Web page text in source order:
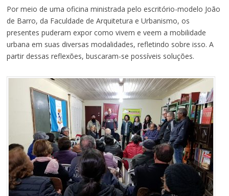
Por meio de uma oficina ministrada pelo escritório-modelo João
de Barro, da Faculdade de Arquitetura e Urbanismo, os
presentes puderam expor como vivem e veem a mobilidade
urbana em suas diversas modalidades, refletindo sobre isso. A
partir dessas reflexões, buscaram-se possíveis soluções.